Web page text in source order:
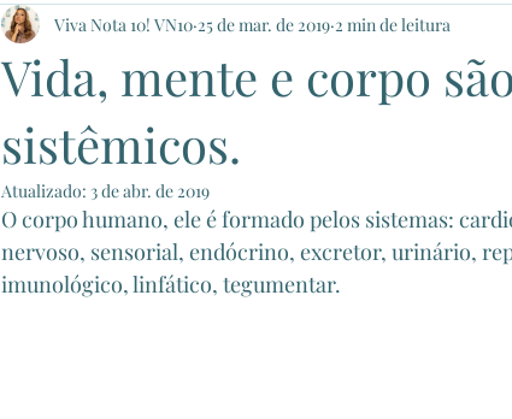
Vida, mente e corpo
sistêmicos.
Viva Nota 10! VN10 25 de mar. de 2019 2 min de leitura
Atualizado: 3 de abr. de 2019
O corpo humano, ele é formado pelos sistemas:
nervoso, sensorial, endócrino, excretor, urinário,
imunológico, linfático, tegumentar.